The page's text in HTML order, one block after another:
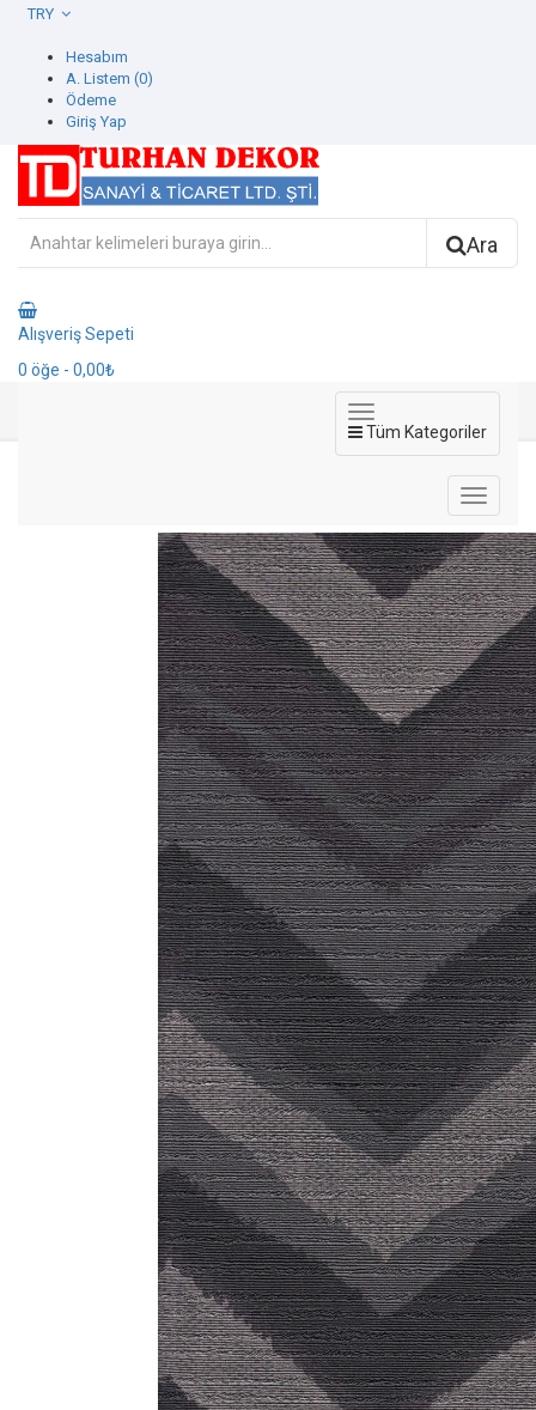
Hesabım
A. Listem (0)
Ödeme
Giriş Yap
Ara
Alışveriş Sepeti
0 öğe - 0,00₺
Tüm Kategoriler